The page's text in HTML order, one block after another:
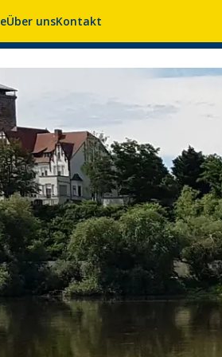
Über unsKontakt